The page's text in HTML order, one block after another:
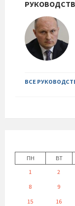
ВСЕ
ПН
ВТ
1
2
8
9
15
16